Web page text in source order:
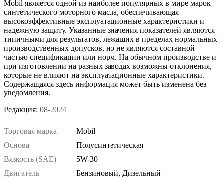
Mobil является одной из наиболее популярных в мире марок
синтетического моторного масла, обеспечивающая
высокоэффективные эксплуатационные характеристики и
надежную защиту. Указанные значения показателей являются
типичными для результатов, лежащих в пределах нормальных
производственных допусков, но не являются составной
частью спецификации или норм. На обычном производстве и
при изготовлении на разных заводах возможны отклонения,
которые не влияют на эксплуатационные характеристики.
Содержащаяся здесь информация может быть изменена без
уведомления.
Редакция: 08-2024
Торговая марка
Mobil
Основа
Полусинтетическая
Вязкость (SAE)
5W-30
Двигатель
Бензиновый, Дизельный